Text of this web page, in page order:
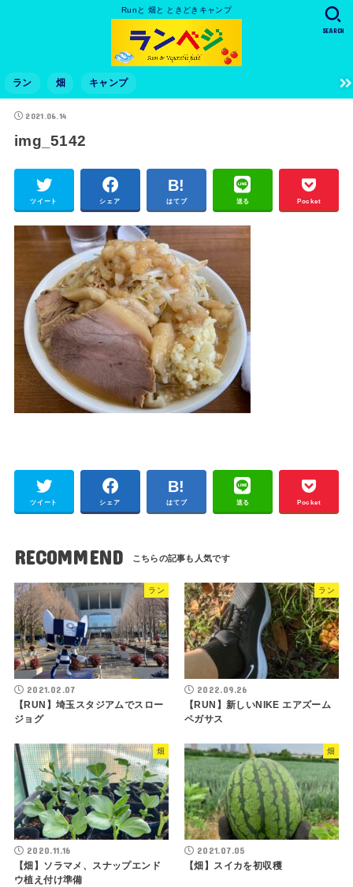
Runと 畑と ときどきキャンプ
ラン 畑 キャンプ
SEARCH
2021.06.14
img_5142
ツイート シェア はてブ 送る Pocket
ツイート シェア はてブ 送る Pocket
RECOMMEND
ラン
2021.02.07
【RUN】埼玉スタジアムでスロー
ジョグ
ラン
2022.09.26
【RUN】新しいNIKE エアズーム
ペガサス
畑
2020.11.16
【畑】ソラマメ、スナップエンド
ウ植え付け準備
畑
2021.07.05
【畑】スイカを初収穫